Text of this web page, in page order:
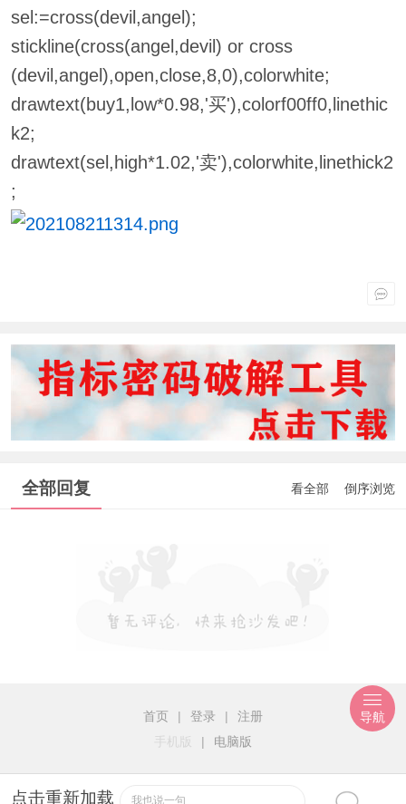
sel:=cross(devil,angel);
stickline(cross(angel,devil) or cross
(devil,angel),open,close,8,0),colorwhite;
drawtext(buy1,low*0.98,'买'),colorf00ff0,linethic
k2;
drawtext(sel,high*1.02,'卖'),colorwhite,linethick2
;
全部回复 看全部 倒序浏览
点击重新加载 我也说一句
首页 | 登录 |
注册
手机版
| 电脑版
导航